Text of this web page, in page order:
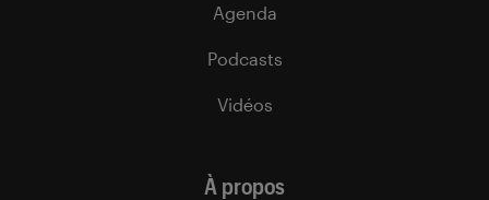
Agenda
Podcasts
Vidéos
À propos